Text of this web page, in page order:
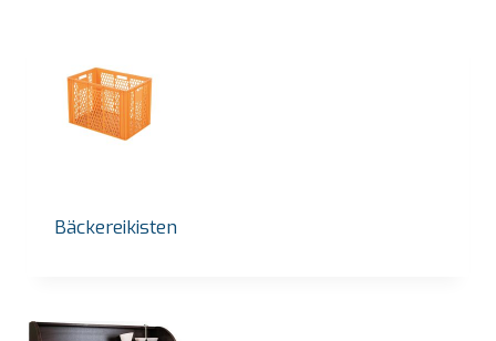
Bäckereikisten